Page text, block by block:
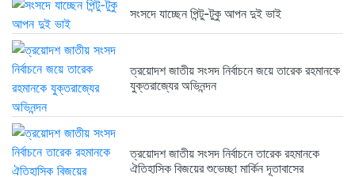
সংসদে যাচ্ছেন পিন্টু-টুকু আপন দুই ভাই
ত্রয়োদশ জাতীয় সংসদ নির্বাচনে জয়ে তারেক রহমানকে
যুক্তরাজ্যের অভিনন্দন
ত্রয়োদশ জাতীয় সংসদ নির্বাচনে তারেক রহমানকে
ঐতিহাসিক বিজয়ের শুভেচ্ছা মার্কিন দূতাবাসের